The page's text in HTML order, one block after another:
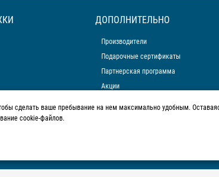
ДОПОЛНИТЕЛЬНО
Производители
Подарочные сертификаты
Партнерская программа
Акции
сделать ваше пребывание на нем максимально удобным.
cookie-файлов.